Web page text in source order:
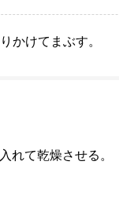
かけてまぶす。
れて乾燥させる。